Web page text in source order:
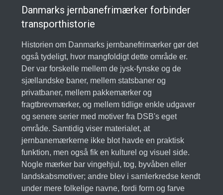
Danmarks jernbanefrimærker forbinder
transporthistorie
Historien om Danmarks jernbanefrimærker gør det
også tydeligt, hvor mangfoldigt dette område er.
Der var forskelle mellem de jysk-fynske og de
sjællandske baner, mellem statsbaner og
privatbaner, mellem pakkemærker og
fragtbrevmærker, og mellem tidlige enkle udgaver
og senere serier med motiver fra DSB's eget
område. Samtidig viser materialet, at
jernbanemærkerne ikke blot havde en praktisk
funktion, men også fik en kulturel og visuel side.
Nogle mærker bar vingehjul, tog, byvåben eller
landskabsmotiver; andre blev i samlerkredse kendt
under mere folkelige navne, fordi form og farve